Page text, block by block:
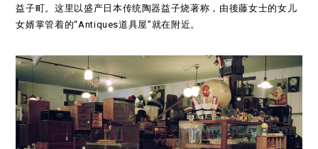
益子町。这里以盛产日本传统陶器益子烧著称，由後藤女士的女儿
女婿掌管着的“Antiques道具屋”就在附近。